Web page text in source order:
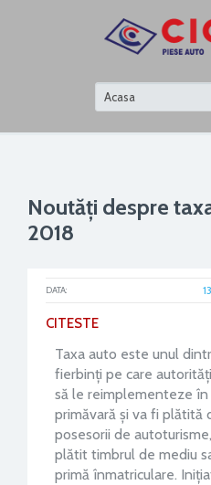
Noutăți despre
2018
DATA:
CITESTE
Taxa auto este unul
fierbinți pe care
să le reimplementeze în
primăvară și va fi plătită
posesorii de
plătit timbrul de mediu
primă înmatriculare.